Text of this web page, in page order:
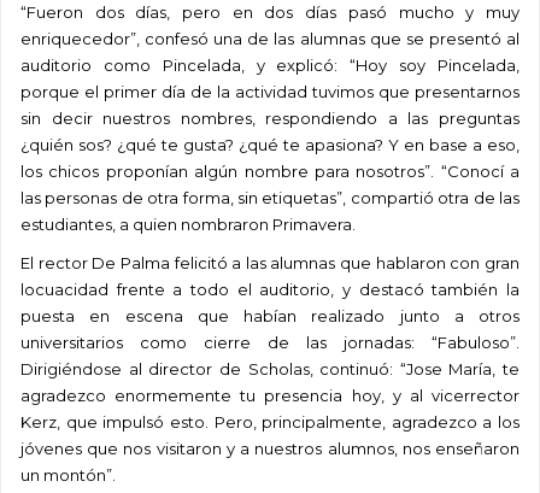
“Fueron dos días, pero en dos días pasó mucho y muy
enriquecedor”, confesó una de las alumnas que se presentó al
auditorio como Pincelada, y explicó: “Hoy soy Pincelada,
porque el primer día de la actividad tuvimos que presentarnos
sin decir nuestros nombres, respondiendo a las preguntas
¿quién sos? ¿qué te gusta? ¿qué te apasiona? Y en base a eso,
los chicos proponían algún nombre para nosotros” . “Conocía
las personas de otra forma, sin etiquetas”, compartió otra de las
estudiantes, a quien nombraron Primavera.
El rector De Palma felicitó a las alumnas que hablaron con gran
locuacidad frente a todo el auditorio, y destacó también la
puesta en escena que habían realizado junto a otros
universitarios como cierre de las jornadas: “Fabuloso”.
Dirigiéndose al director de Scholas, continuó: “Jose María, te
agradezco enormemente tu presencia hoy, y al vicerrector
Kerz, que impulsó esto. Pero, principalmente, agradezco a los
jóvenes que nos visitaron y a nuestros alumnos, nos enseñaron
un montón”.